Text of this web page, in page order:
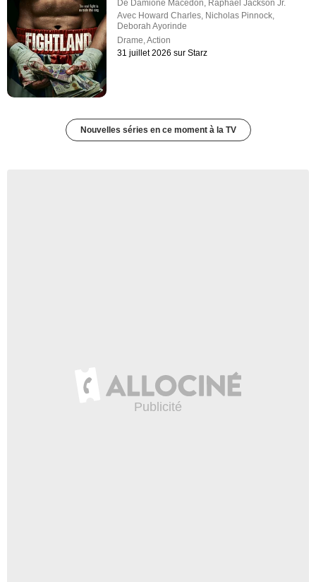
De Damione Macedon, Raphael Jackson Jr.
Avec Howard Charles, Nicholas Pinnock,
Deborah Ayorinde
Drame,Action
31 juillet 2026 sur Starz
Nouvelles séries en ce moment à la TV